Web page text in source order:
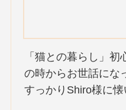
「猫との暮らし」
の時からお世話にな
すっかりShiro様に